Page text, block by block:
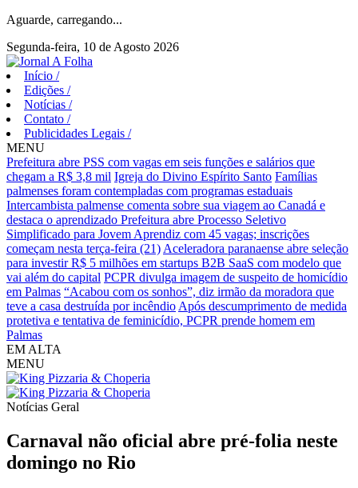
Aguarde, carregando...
Segunda-feira, 10 de Agosto 2026
Início /
Edições /
Notícias /
Contato /
Publicidades Legais /
MENU
Prefeitura abre PSS com vagas em seis funções e salários que
chegam a R$ 3,8 mil Igreja do Divino Espírito Santo Famílias
palmenses foram contempladas com programas estaduais
Intercambista palmense comenta sobre sua viagem ao Canadá e
destaca o aprendizado Prefeitura abre Processo Seletivo
Simplificado para Jovem Aprendiz com 45 vagas; inscrições
começam nesta terça-feira (21) Aceleradora paranaense abre seleção
para investir R$ 5 milhões em startups B2B SaaS com modelo que
vai além do capital PCPR divulga imagem de suspeito de homicídio
em Palmas “Acabou com os sonhos”, diz irmão da moradora que
teve a casa destruída por incêndio Após descumprimento de medida
protetiva e tentativa de feminicídio, PCPR prende homem em
Palmas
EM ALTA
MENU
Notícias Geral
Carnaval não oficial abre pré-folia neste
domingo no Rio